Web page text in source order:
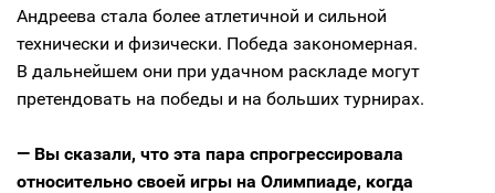
Андреева стала более атлетичной и сильной
технически и физически. Победа закономерная.
В дальнейшем они при удачном раскладе могут
претендовать на победы и на больших турнирах.
— Вы сказали, что эта пара спрогрессировала
относительно своей игры на Олимпиаде, когда